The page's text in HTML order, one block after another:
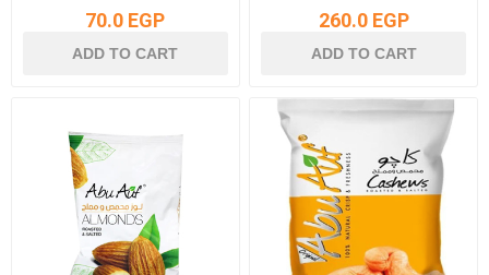
70.0 EGP 260.0 EGP